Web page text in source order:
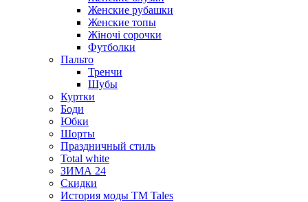
Женские рубашки
Женские топы
Жіночі сорочки
Футболки
Пальто
Тренчи
Шубы
Куртки
Боди
Юбки
Шорты
Праздничный стиль
Total white
ЗИМА 24
Скидки
История моды ТМ Tales